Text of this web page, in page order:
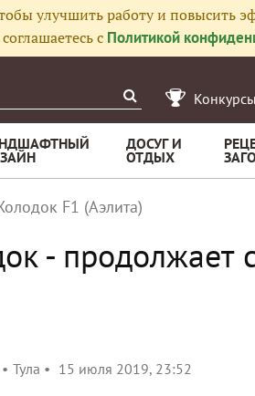
улучшить работу и повысить
с Политикой
Конкурсы
ДОСУГ И
ОТДЫХ
F1 (Аэлита)
- продолжает
Тула 15 июля 2019, 23:52